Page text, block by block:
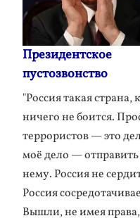
Президентское
пустозвонство
"Россия такая страна,
ничего не боится.
террористов — это
моё дело —
нему. Россия не
Россия
Вышли, не имея